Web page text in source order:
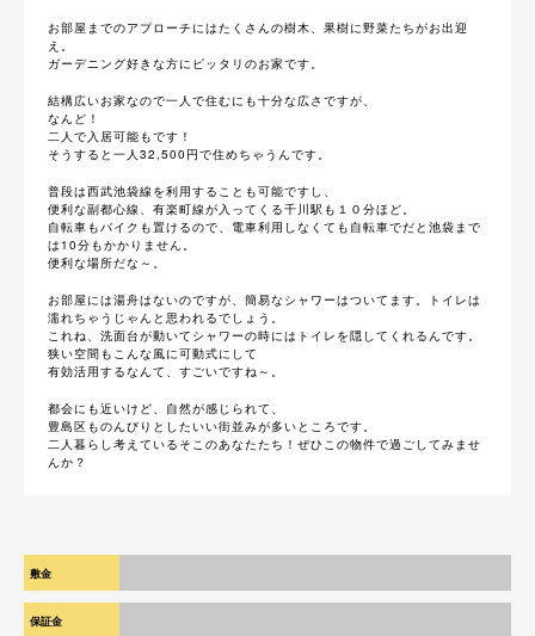
お部屋までのアプローチにはたくさんの樹木、果樹に野菜たちがお出迎
え。
ガーデニング好きな方にピッタリのお家です。
結構広いお家なので一人で住むにも十分な広さですが、
なんど！
二人で入居可能もです！
そうすると一人32,500円で住めちゃうんです。
普段は西武池袋線を利用することも可能ですし、
便利な副都心線、有楽町線が入ってくる千川駅も１０分ほど。
自転車もバイクも置けるので、電車利用しなくても自転車でだと池袋まで
は10分もかかりません。
便利な場所だな～。
お部屋には湯舟はないのですが、簡易なシャワーはついてます。トイレは
濡れちゃうじゃんと思われるでしょう。
これね、洗面台が動いてシャワーの時にはトイレを隠してくれるんです。
狭い空間もこんな風に可動式にして
有効活用するなんて、すごいですね～。
都会にも近いけど、自然が感じられて、
豊島区ものんびりとしたいい街並みが多いところです。
二人暮らし考えているそこのあなたたち！ぜひこの物件で過ごしてみませ
んか？
敷金
保証金